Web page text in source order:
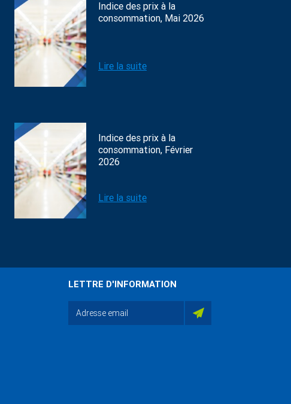
Indice des prix à la
consommation, Mai 2026
Lire la suite
Indice des prix à la
consommation, Février
2026
Lire la suite
LETTRE D'INFORMATION